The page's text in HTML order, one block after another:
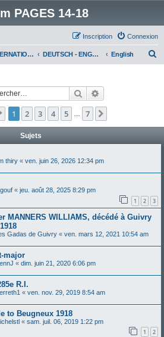
PAGES 14-18
Connexion
Inscription
WWI INTERNATIONAL FORUM DEUTSCH - ENGLISH English
Rechercher
Page 1sur7
1 2 3 4 5 7
Sujets
thiry « ven. juin 26, 2026 12:34 pm
« jeu. août 28, 2025 8:29 pm
1 2 3
MANNERS WILLIAMS, décédé à Guivry
Gadas de Guivry « ven. mars 12, 2021 10:54 am
major
« dim. juin 21, 2020 6:06 pm
R.I.
« ven. nov. 29, 2019 8:54 am
to Beugneux 1918
« sam. juil. 06, 2019 1:22 pm
1 2